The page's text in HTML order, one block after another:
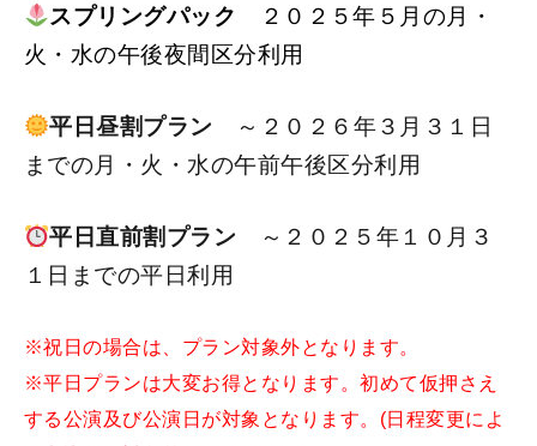
スプリングパック ２０２５年５月の月・
火・水の午後夜間区分利用
平日昼割プラン ～２０２６年３ 月３１日
までの月・火・水の午前午後区分利用
平日直前割プラン ～２０２５年１０月３
１日までの平日利用
※祝日の場合は、プラン対象外となります。
※平日プランは大変お得となります。初めて仮押さえ
する公演及び公演日が対象となります。(日程変更によ